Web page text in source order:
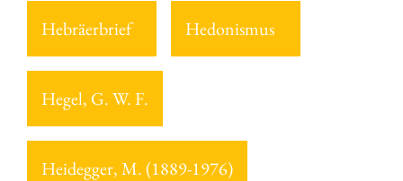
Hebräerbrief Hedonismus
Hegel, G. W. F.
Heidegger, M. (1889-1976)